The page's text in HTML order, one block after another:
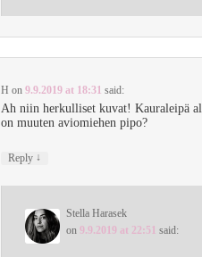
H on 9.9.2019 at 18:31 said:
Ah niin herkulliset kuvat! Kauraleipä
on muuten aviomiehen pipo?
Reply ↓
Stella Harasek
on9.9.2019 at 22:51 said: